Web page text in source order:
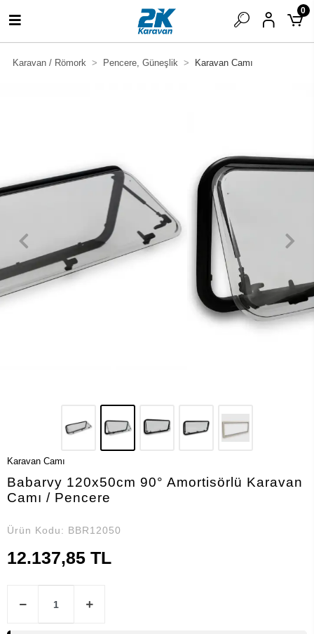
0
Karavan / Römork Pencere, Güneşlik Karavan Camı
Karavan Camı
Babarvy 120x50cm 90° Amortisörlü Karavan
Camı / Pencere
Ürün Kodu: BBR12050
12.137,85 TL